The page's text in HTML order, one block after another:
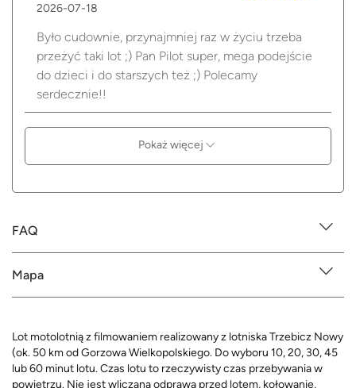
2026-07-18
Było cudownie, przynajmniej raz w życiu trzeba
przeżyć taki lot ;) Pan Pilot super, mega podejście
do dzieci i do starszych też ;) Polecamy
serdecznie!!
Pokaż więcej
FAQ
Mapa
Lot motolotnią z filmowaniem realizowany z lotniska Trzebicz Nowy
(ok. 50 km od Gorzowa Wielkopolskiego. Do wyboru 10, 20, 30, 45
lub 60 minut lotu. Czas lotu to rzeczywisty czas przebywania w
powietrzu. Nie jest wliczana odprawa przed lotem, kołowanie,